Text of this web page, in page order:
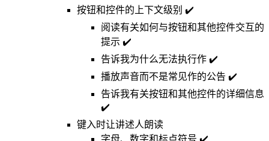
按钮和控件的上下文级别 ✔️
阅读有关如何与按钮和其他控件交互的
提示 ✔️
告诉我为什么无法执行作 ✔️
播放声音而不是常见作的公告 ✔️
告诉我有关按钮和其他控件的详细信息
✔️
键入时让讲述人朗读